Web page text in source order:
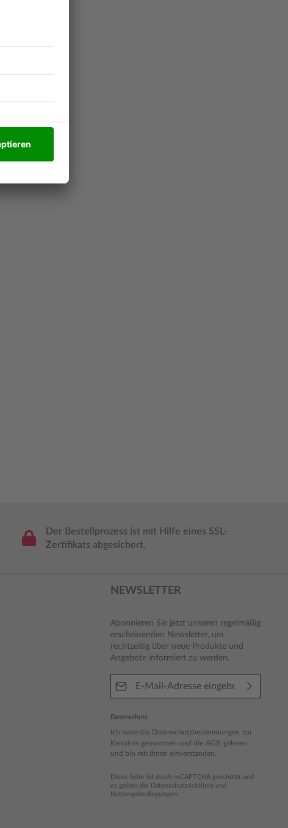
Der Bestellprozess ist mit Hilfe eines SSL-
Zertifikats abgesichert.
NEWSLETTER
Abonnieren Sie jetzt unseren regelmäßig
erscheinenden Newsletter, um
rechtzeitig über neue Produkte und
Angebote informiert zu werden.
Datenschutz
Ich habe die Datenschutzbestimmungen zur
Kenntnis genommen und die AGB gelesen
und bin mit ihnen einverstanden.
Diese Seite ist durch reCAPTCHA geschützt und
es gelten die Datenschutzrichtlinie und
Nutzungsbedingungen